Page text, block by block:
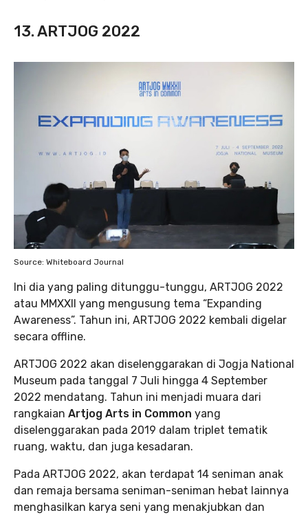
13. ARTJOG 2022
Source: Whiteboard Journal
Ini dia yang paling ditunggu-tunggu, ARTJOG 2022
atau MMXXII yang mengusung tema “Expanding
Awareness”. Tahun ini, ARTJOG 2022 kembali digelar
secara offline.
ARTJOG 2022 akan diselenggarakan di Jogja National
Museum pada tanggal 7 Juli hingga 4 September
2022 mendatang. Tahun ini menjadi muara dari
rangkaian Artjog Arts in Common yang
diselenggarakan pada 2019 dalam triplet tematik
ruang, waktu, dan juga kesadaran.
Pada ARTJOG 2022, akan terdapat 14 seniman anak
dan remaja bersama seniman-seniman hebat lainnya
menghasilkan karya seni yang menakjubkan dan